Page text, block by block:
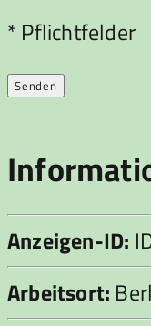
Bitte lasse
* Pflichtfelder
Anzeigen-ID:
Arbeitsort: